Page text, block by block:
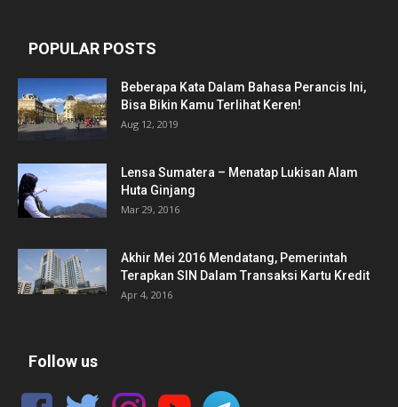
POPULAR POSTS
Beberapa Kata Dalam Bahasa Perancis Ini,
Bisa Bikin Kamu Terlihat Keren!
Aug 12, 2019
Lensa Sumatera – Menatap Lukisan Alam
Huta Ginjang
Mar 29, 2016
Akhir Mei 2016 Mendatang, Pemerintah
Terapkan SIN Dalam Transaksi Kartu Kredit
Apr 4, 2016
Follow us